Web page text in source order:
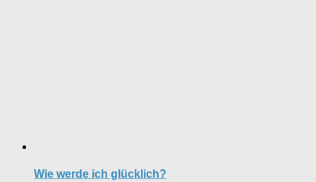
Wie werde ich glücklich?